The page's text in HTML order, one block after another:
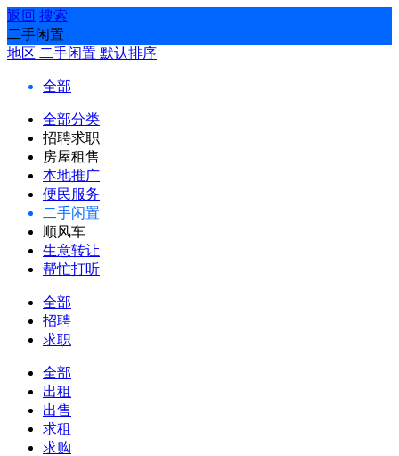
返回 搜索
二手闲置
地区 二手闲置 默认排序
全部
全部分类
招聘求职
房屋租售
本地推广
便民服务
二手闲置
顺风车
生意转让
帮忙打听
全部
招聘
求职
全部
出租
出售
求租
求购